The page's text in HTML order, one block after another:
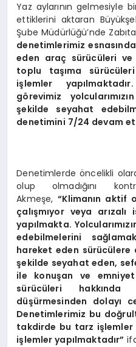
Yaz aylarının gelmesiyle
ettiklerini aktaran
Şube Müdürlüğü’nde
denetimlerimiz
eden araç sürücüleri
toplu taşıma
işlemler
görevimiz
şekilde seyahat
denetimini 7/24 devam
Denetimlerde öncelikli
olup olmadığını
Akmeşe,“Klimanın aktif
çalışmıyor veya
yapılmakta.
edebilmelerini
hareket eden sürücülere
şekilde seyahat eden,
ile konuşan ve
sürücüleri
düşürmesinden dolayı
Denetimlerimiz bu
takdirde bu tarz işlemler
işlemler yapılmaktadır”